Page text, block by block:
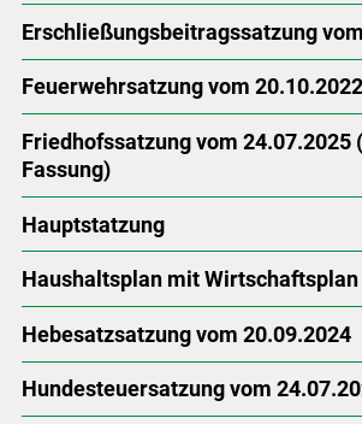
Erschließungsbeitragssatzung
Feuerwehrsatzung vom 20.10.2022
Friedhofssatzung vom
Fassung)
Hauptstatzung
Haushaltsplan mit Wirtschaftsplan
Hebesatzsatzung vom 20.09.2024
Hundesteuersatzung vom